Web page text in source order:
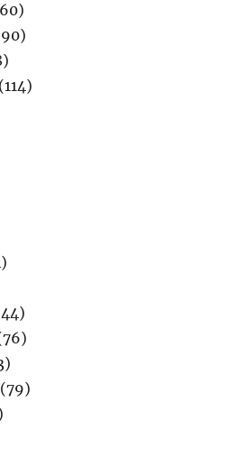
(114)
(79)